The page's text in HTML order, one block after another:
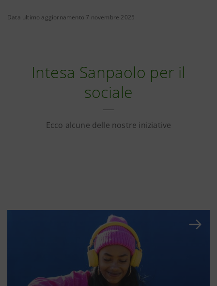
Data ultimo aggiornamento 7 novembre 2025
Intesa Sanpaolo per il
sociale
Ecco alcune delle nostre iniziative